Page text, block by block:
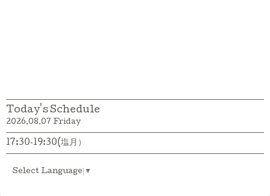
Today's Schedule
2026.08.07 Friday
17:30‐19:30(塩月）
Select Language ▼